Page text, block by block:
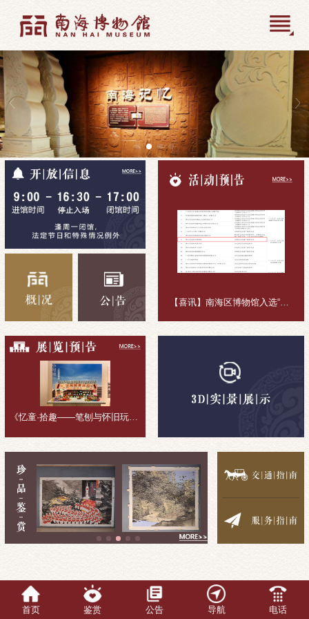
【喜讯】南海区博物馆入选“十五五”公共文化活动组织主体
《忆童·拾趣——笔刨与怀旧玩具收藏展》展览回顾
首页 鉴赏 公告 导航 电话